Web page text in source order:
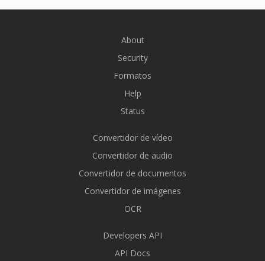
About
Security
Formatos
Help
Status
Convertidor de vídeo
Convertidor de audio
Convertidor de documentos
Convertidor de imágenes
OCR
Developers API
API Docs